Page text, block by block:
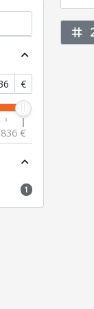
expand_less
€
836 €
expand_less
1
tag